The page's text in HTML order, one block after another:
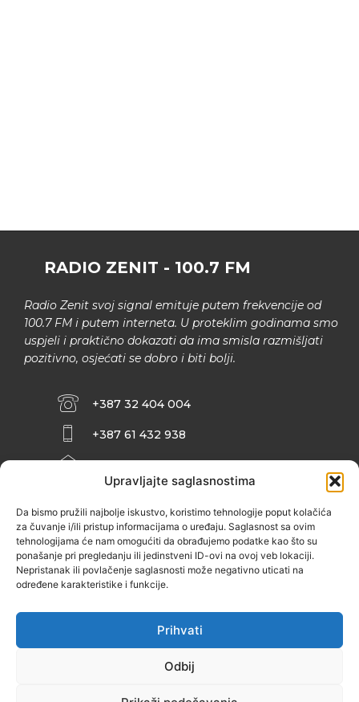
Upravljajte saglasnostima
Da bismo pružili najbolje iskustvo, koristimo tehnologije poput kolačića
za čuvanje i/ili pristup informacijama o uređaju. Saglasnost sa ovim
tehnologijama će nam omogućiti da obrađujemo podatke kao što su
ponašanje pri pregledanju ili jedinstveni ID-ovi na ovoj veb lokaciji.
Nepristanak ili povlačenje saglasnosti može negativno uticati na
određene karakteristike i funkcije.
Prihvati
Odbij
RADIO ZENIT - 100.7 FM
Radio Zenit svoj signal emituje putem frekvencije od
100.7 FM i putem interneta. U proteklim godinama smo
uspjeli i praktično dokazati da ima smisla razmišljati
pozitivno, osjećati se dobro i biti bolji.
+387 32 404 004
+387 61 432 938
INFO@ZENIT.BA
ZENIČANKA, 3. SPRAT), 72000 ZENICA